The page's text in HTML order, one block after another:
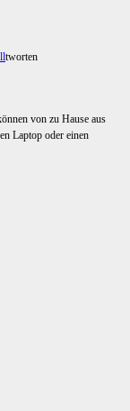
tworten
von zu Hause aus
Laptop oder einen